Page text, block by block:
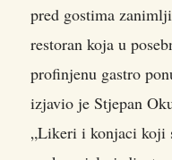
pred gostima
restoran koja u
profinjenu gastro
izjavio je Stjepan
„Likeri i konjaci koji